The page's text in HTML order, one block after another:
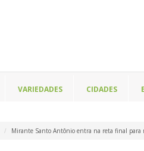
VARIEDADES CIDADES
Mirante Santo Antônio entra na reta final para